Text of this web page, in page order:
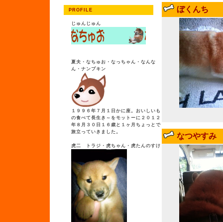
PROFILE
じゅんじゅん
夏夫・なちゅお・なっちゃん・なんな
ん・ナンプキン
１９９６年７月１日かに座。おいしいも
の食べて長生き～をモットーに２０１２
年８月３０日１６歳と１ヶ月ちょっとで
旅立っていきました。
虎二 トラジ・虎ちゃん・虎たんのすけ
ぼくんち
なつやすみ